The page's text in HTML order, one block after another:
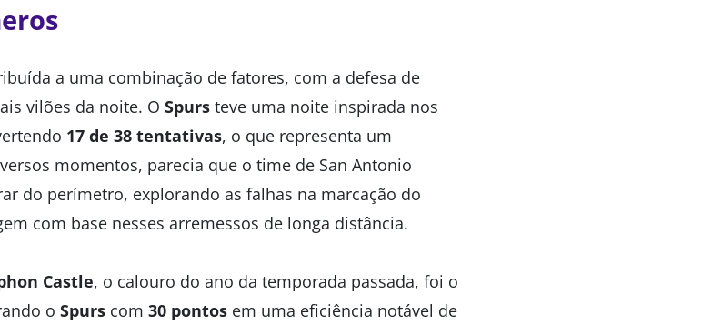
a uma combinação de fatores, com a defesa de
vilões da noite. O Spurs teve uma noite inspirada nos
17 de 38 tentativas, o que representa um
momentos, parecia que o time de San Antonio
do perímetro, explorando as falhas na marcação do
com base nesses arremessos de longa distância.
Castle, o calouro do ano da temporada passada, foi o
o Spurs com 30 pontos em uma eficiência notável de